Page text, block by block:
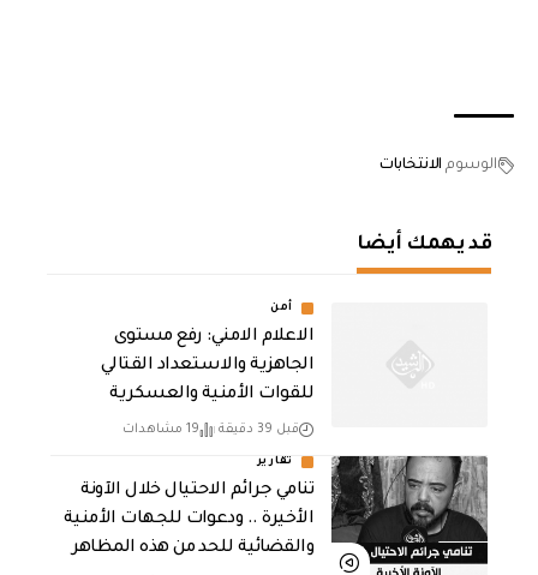
الوسوم الانتخابات
قد يهمك أيضا
أمن
الاعلام الامني: رفع مستوى
الجاهزية والاستعداد القتالي
للقوات الأمنية والعسكرية
قبل 39 دقيقة 19 مشاهدات
تقارير
تنامي جرائم الاحتيال خلال الآونة
الأخيرة .. ودعوات للجهات الأمنية
والقضائية للحد من هذه المظاهر